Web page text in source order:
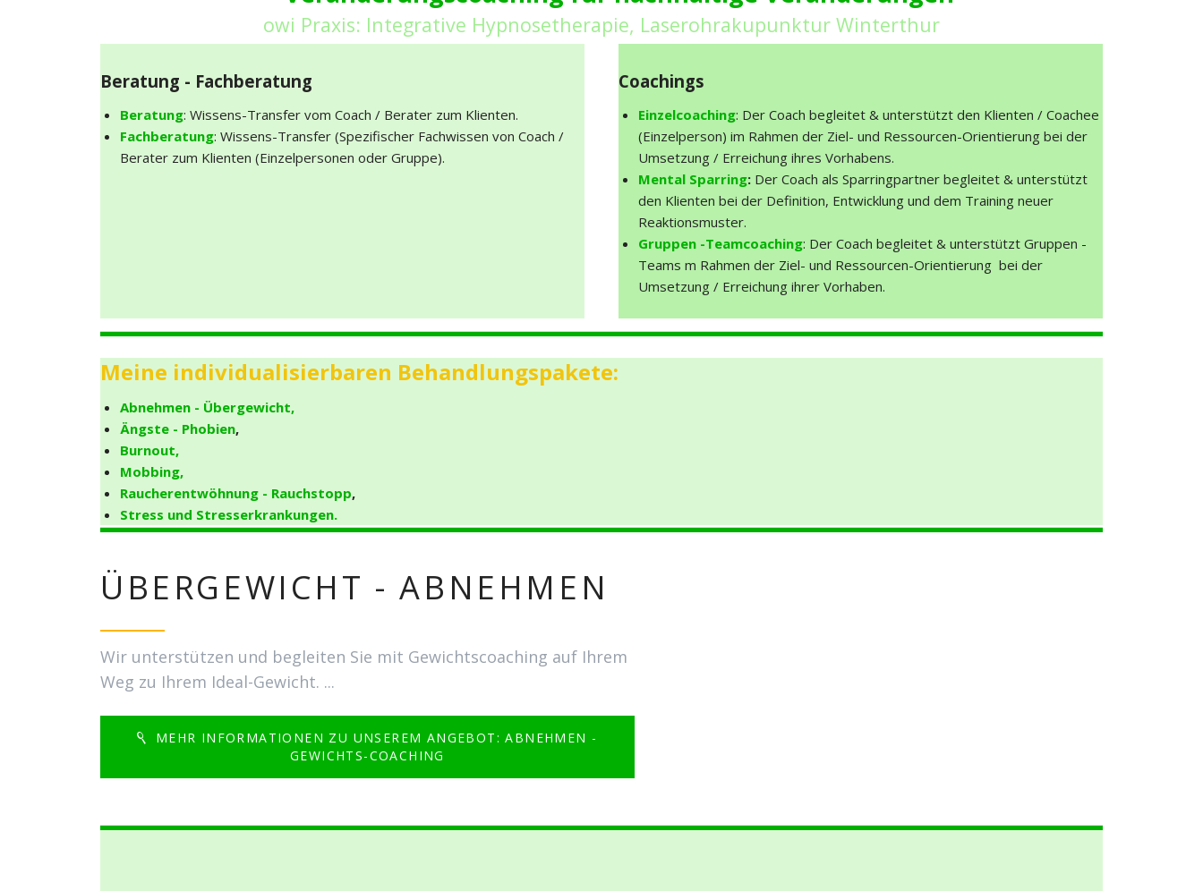
owi Praxis: Integrative Hypnosetherapie, Laserohrakupunktur Winterthur
Beratung - Fachberatung
Beratung: Wissens-Transfer vom Coach / Berater zum Klienten.
Fachberatung: Wissens-Transfer (Spezifischer Fachwissen von Coach /
Berater zum Klienten (Einzelpersonen oder Gruppe).
Coachings
Einzelcoaching: Der Coach begleitet & unterstützt den Klienten / Coachee
(Einzelperson) im Rahmen der Ziel- und Ressourcen-Orientierung bei der
Umsetzung / Erreichung ihres Vorhabens.
Mental Sparring:Der Coach als Sparringpartner begleitet & unterstützt
den Klienten bei der Definition, Entwicklung und dem Training neuer
Reaktionsmuster.
Gruppen -Teamcoaching: Der Coach begleitet & unterstützt Gruppen -
Teams m Rahmen der Ziel- und Ressourcen-Orientierung bei der
Umsetzung / Erreichung ihrer Vorhaben.
Meine individualisierbaren Behandlungspakete:
Abnehmen - Übergewicht,
Ängste - Phobien,
Burnout,
Mobbing,
Raucherentwöhnung - Rauchstopp,
Stress und Stresserkrankungen.
ÜBERGEWICHT - ABNEHMEN
Wir unterstützen und begleiten Sie mit Gewichtscoaching auf Ihrem
Weg zu Ihrem Ideal-Gewicht. ...
MEHR INFORMATIONEN ZU UNSEREM ANGEBOT: ABNEHMEN -
GEWICHTS-COACHING